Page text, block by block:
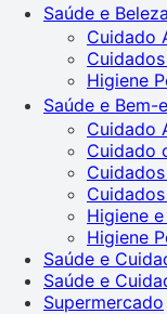
Saúde e Beleza
Cuidado
Higiene
Saúde e Bem-
Cuidado
Cuidado
Higiene
Higiene
Saúde e
Saúde e
Supermercado